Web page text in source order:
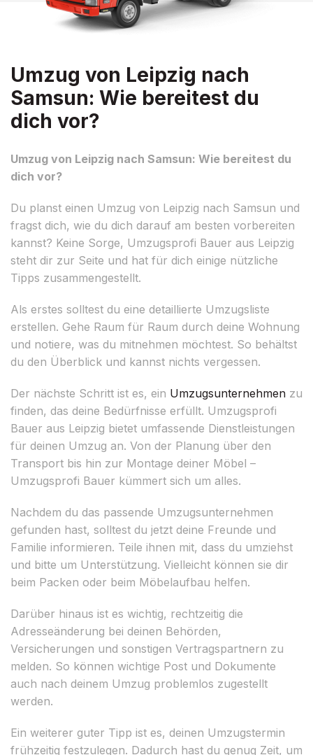
Umzug von Leipzig nach
Samsun: Wie bereitest du
dich vor?
Umzug von Leipzig nach Samsun: Wie bereitest du
dich vor?
Du planst einen Umzug von Leipzig nach Samsun und
fragst dich, wie du dich darauf am besten vorbereiten
kannst? Keine Sorge, Umzugsprofi Bauer aus Leipzig
steht dir zur Seite und hat für dich einige nützliche
Tipps zusammengestellt.
Als erstes solltest du eine detaillierte Umzugsliste
erstellen. Gehe Raum für Raum durch deine Wohnung
und notiere, was du mitnehmen möchtest. So behältst
du den Überblick und kannst nichts vergessen.
Der nächste Schritt ist es, ein Umzugsunternehmen zu
finden, das deine Bedürfnisse erfüllt. Umzugsprofi
Bauer aus Leipzig bietet umfassende Dienstleistungen
für deinen Umzug an. Von der Planung über den
Transport bis hin zur Montage deiner Möbel –
Umzugsprofi Bauer kümmert sich um alles.
Nachdem du das passende Umzugsunternehmen
gefunden hast, solltest du jetzt deine Freunde und
Familie informieren. Teile ihnen mit, dass du umziehst
und bitte um Unterstützung. Vielleicht können sie dir
beim Packen oder beim Möbelaufbau helfen.
Darüber hinaus ist es wichtig, rechtzeitig die
Adresseänderung bei deinen Behörden,
Versicherungen und sonstigen Vertragspartnern zu
melden. So können wichtige Post und Dokumente
auch nach deinem Umzug problemlos zugestellt
werden.
Ein weiterer guter Tipp ist es, deinen Umzugstermin
frühzeitig festzulegen. Dadurch hast du genug Zeit, um